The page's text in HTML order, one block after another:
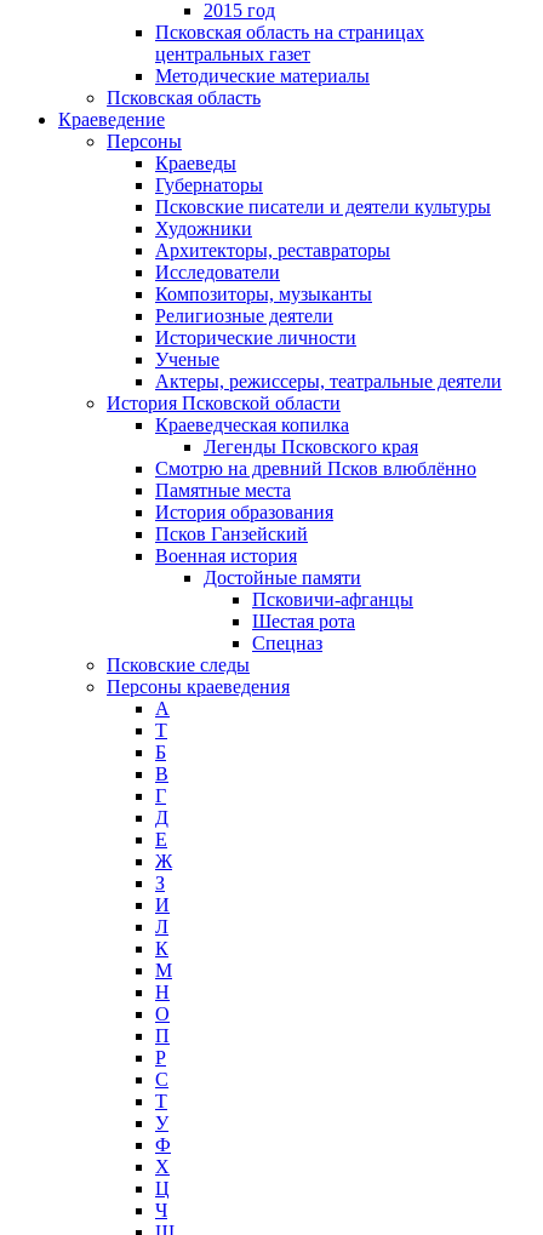
2015 год
Псковская область на страницах
центральных газет
Методические материалы
Псковская область
Краеведение
Персоны
Краеведы
Губернаторы
Псковские писатели и деятели культуры
Художники
Архитекторы, реставраторы
Исследователи
Композиторы, музыканты
Религиозные деятели
Исторические личности
Ученые
Актеры, режиссеры, театральные деятели
История Псковской области
Краеведческая копилка
Легенды Псковского края
Смотрю на древний Псков влюблённо
Памятные места
История образования
Псков Ганзейский
Военная история
Достойные памяти
Псковичи-афганцы
Шестая рота
Спецназ
Псковские следы
Персоны краеведения
А
T
Б
В
Г
Д
Е
Ж
З
И
Л
К
М
Н
О
П
Р
С
Т
У
Ф
Х
Ц
Ч